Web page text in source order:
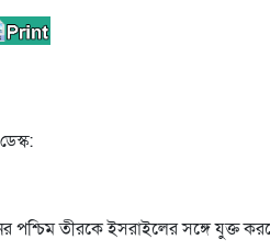
পশ্চিম তীরকে ইসরাইলের সঙ্গে যুক্ত